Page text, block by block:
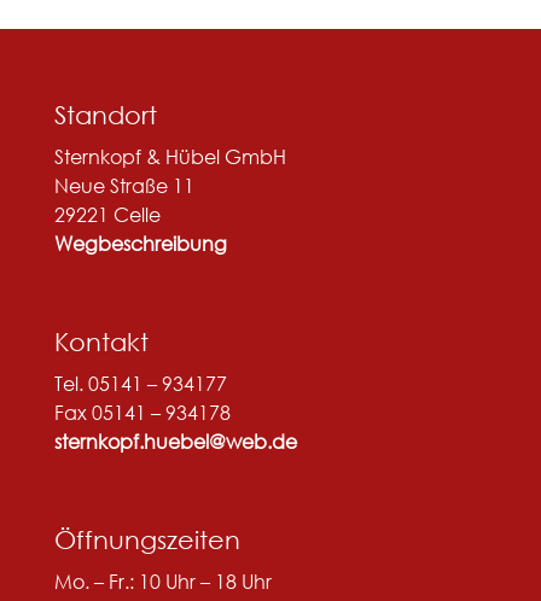
Standort
Sternkopf & Hübel GmbH
Neue Straße 11
29221 Celle
Wegbeschreibung
Kontakt
Tel. 05141 – 934177
Fax 05141 – 934178
sternkopf.huebel@web.de
Öffnungszeiten
Mo. – Fr.: 10 Uhr – 18 Uhr